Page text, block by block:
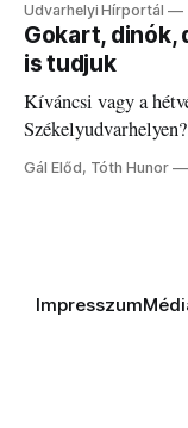
Udvarhelyi Hírportál
Gokart, dinók,
is tudjuk
Kíváncsi vagy a
a fogaddal, a
Gál Előd, Tóth Hunor
Impresszum